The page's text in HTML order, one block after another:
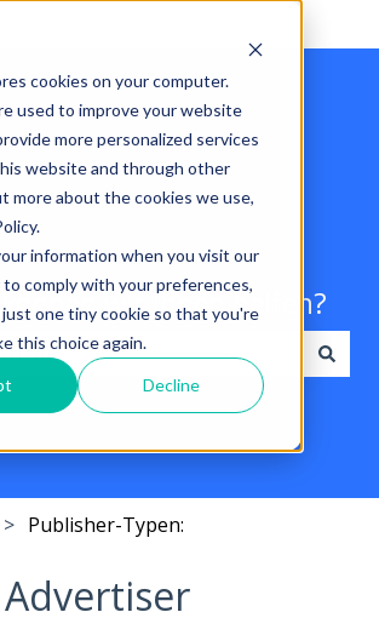
cookies on your computer.
used to improve your website
more personalized services
website and through other
more about the cookies we use,
information when you visit our
comply with your preferences,
one tiny cookie so that you're
this choice again.
Decline
können wir Ihnen helfen?
da das Suchfeld leer ist.
Publisher-Typen: